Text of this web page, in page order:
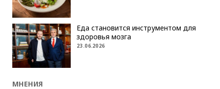
Еда становится инструментом для
здоровья мозга
23.06.2026
МНЕНИЯ